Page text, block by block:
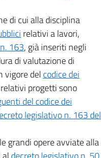
di cui alla disciplina
relativi a lavori,
163, già inseriti negli
di valutazione di
vigore del codice dei
progetti sono
del codice dei
legislativo n. 163 del
grandi opere avviate alla